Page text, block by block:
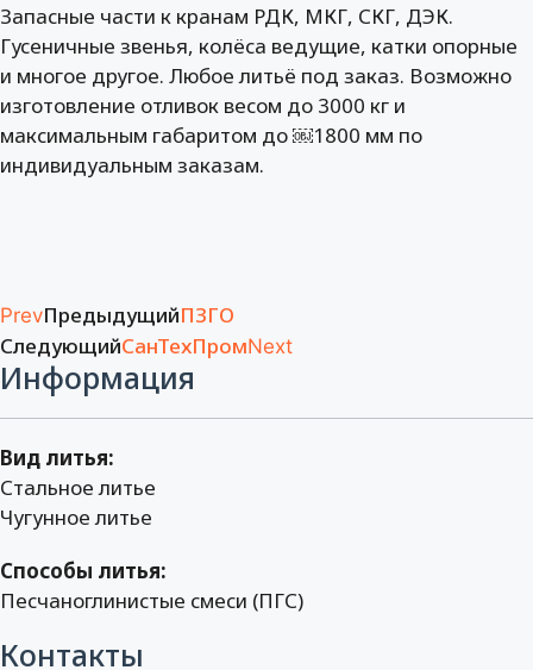
Запасные части к кранам РДК, МКГ, СКГ, ДЭК.
Гусеничные звенья, колёса ведущие, катки опорные
и многое другое. Любое литьё под заказ. Возможно
изготовление отливок весом до 3000 кг и
максимальным габаритом до ￼1800 мм по
индивидуальным заказам.
PrevПредыдущийПЗГО
СледующийСанТехПромNext
Информация
Вид литья:
Стальное литье
Чугунное литье
Способы литья:
Песчаноглинистые смеси (ПГС)
Контакты